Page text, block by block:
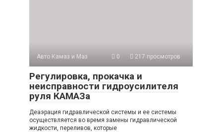
Авто Камаз и Маз 0 217 просмотров
Регулировка, прокачка и
неисправности гидроусилителя
руля КАМАЗа
Деаэрация гидравлической системы и ее системы
осуществляется во время замены гидравлической
жидкости, переливов, которые